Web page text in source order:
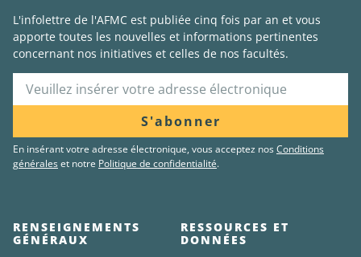
L'infolettre de l'AFMC est publiée cinq fois par an et vous
apporte toutes les nouvelles et informations pertinentes
concernant nos initiatives et celles de nos facultés.
S'abonner
En insérant votre adresse électronique, vous acceptez nosConditions
généraleset notre Politique de confidentialité.
RENSEIGNEMENTS
GÉNÉRAUX
RESSOURCES ET
DONNÉES